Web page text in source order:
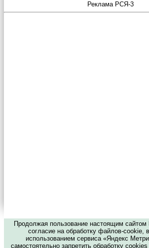
Реклама РСЯ-3
Продолжая пользование настоящим
согласие на обработку файлов-cookie,
использованием сервиса «Яндекс
самостоятельно запретить обработку